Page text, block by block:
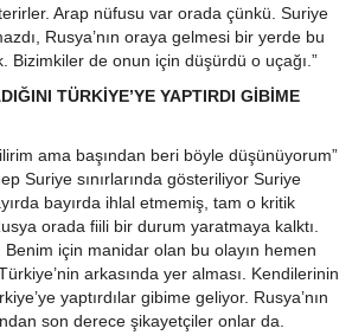
Arap nüfusu var orada çünkü. Suriye
Rusya’nın oraya gelmesi bir yerde bu
Bizimkiler de onun için düşürdü o uçağı.”
TÜRKİYE’YE YAPTIRDI GİBİME
ama başından beri böyle düşünüyorum”
Suriye sınırlarında gösteriliyor Suriye
bayırda ihlal etmemiş, tam o kritik
orada fiili bir durum yaratmaya kalktı.
Benim için manidar olan bu olayın hemen
arkasında yer alması. Kendilerinin
yaptırdılar gibime geliyor. Rusya’nın
son derece şikayetçiler onlar da.